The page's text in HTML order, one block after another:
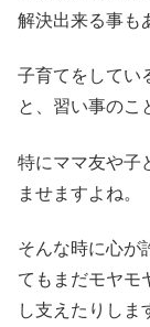
解決出来る事も
子育てをしてい
と、習い事のこ
特にママ友や子
ませますよね。
そんな時に心が
てもまだモヤモ
し支えたりしま